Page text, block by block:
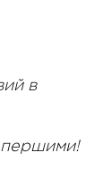
в
першими!